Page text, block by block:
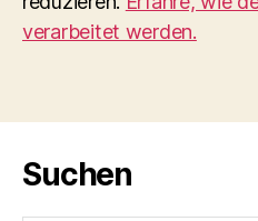
verarbeitet werden.
Suchen